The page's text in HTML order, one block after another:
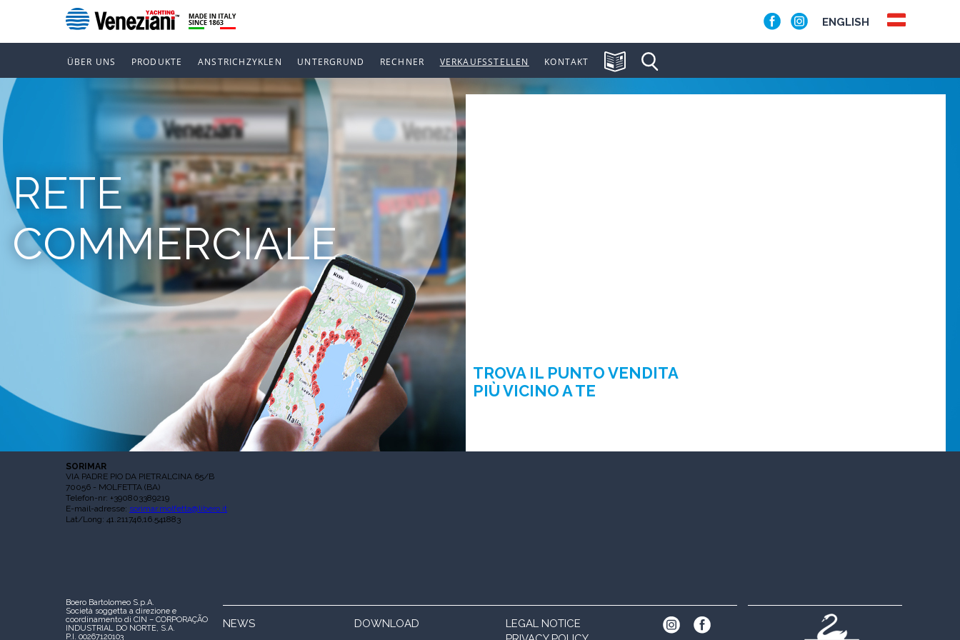
ENGLISH
ÜBER UNS PRODUKTE ANSTRICHZYKLEN UNTERGRUND RECHNER VERKAUFSSTELLEN KONTAKT
RETE
COMMERCIALE
TROVA IL PUNTO VENDITA
PIÙ VICINO A TE
SORIMAR
VIA PADRE PIO DA PIETRALCINA 65/B
70056 - MOLFETTA (BA)
Telefon-nr: +390803389219
E-mail-adresse: sorimar.molfetta@libero.it
Lat/Long: 41.211746,16.541883
Boero Bartolomeo S.p.A.
Società soggetta a direzione e
coordinamento di CIN – CORPORAÇÃO
INDUSTRIAL DO NORTE, S.A.
P.I. 00267120103
NEWS DOWNLOAD
LEGAL NOTICE